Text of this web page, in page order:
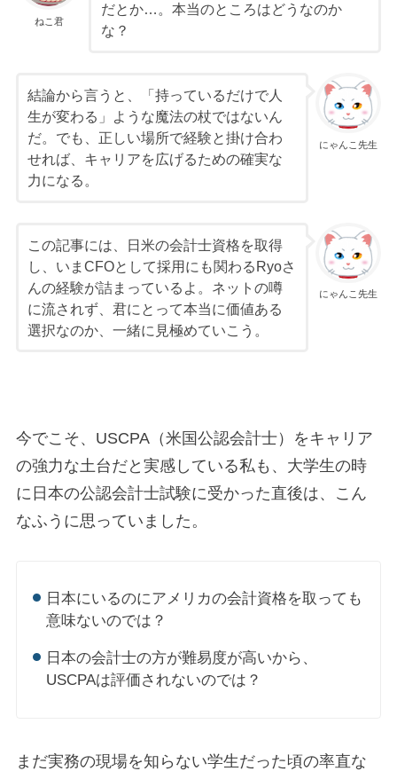
ねこ君
だとか…。本当のところはどうなのか
な？
にゃんこ先生
結論から言うと、「持っているだけで人
生が変わる」ような魔法の杖ではないん
だ。でも、正しい場所で経験と掛け合わ
せれば、キャリアを広げるための確実な
力になる。
にゃんこ先生
この記事には、日米の会計士資格を取得
し、いまCFOとして採用にも関わるRyoさ
んの経験が詰まっているよ。ネットの噂
に流されず、君にとって本当に価値ある
選択なのか、一緒に見極めていこう。
今でこそ、USCPA（米国公認会計士）をキャリア
の強力な土台だと実感している私も、大学生の時
に日本の公認会計士試験に受かった直後は、こん
なふうに思っていました。
日本にいるのにアメリカの会計資格を取っても
意味ないのでは？
日本の会計士の方が難易度が高いから、
USCPAは評価されないのでは？
まだ実務の現場を知らない学生だった頃の率直な